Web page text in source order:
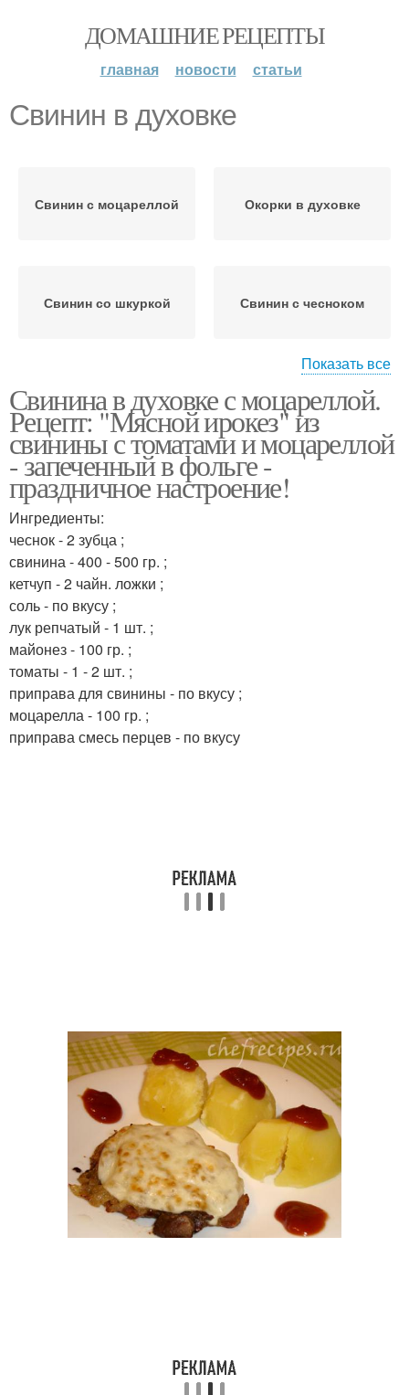
ДОМАШНИЕ РЕЦЕПТЫ
главная новости статьи
Свинин в духовке
Свинин с моцареллой Окорки в духовке
Свинин со шкуркой Свинин с чесноком
обжаривания
Свинин с овощами
Показать все
Свинина в духовке с моцареллой.
Рецепт: "Мясной ирокез" из
свинины с томатами и моцареллой
- запеченный в фольге -
праздничное настроение!
Ингредиенты:
чеснок - 2 зубца ;
свинина - 400 - 500 гр. ;
кетчуп - 2 чайн. ложки ;
соль - по вкусу ;
лук репчатый - 1 шт. ;
майонез - 100 гр. ;
томаты - 1 - 2 шт. ;
приправа для свинины - по вкусу ;
моцарелла - 100 гр. ;
приправа смесь перцев - по вкусу